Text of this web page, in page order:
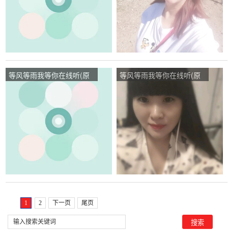
等风等雨我等你在线听(原
唱是音乐走廊/歌一生)，我
还是原来的我，回复不周请
谅解！演唱点播:182次
等风等雨我等你在线听(原
唱是音乐走廊/歌一生)，纳
兰青青演唱点播:47次
1 2 下一页 尾页